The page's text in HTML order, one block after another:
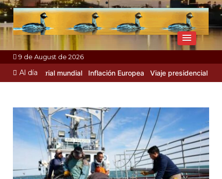
9 de August de 2026
Al día
Industrial mundial Inflación Europea Viaje presidencial a Rusia